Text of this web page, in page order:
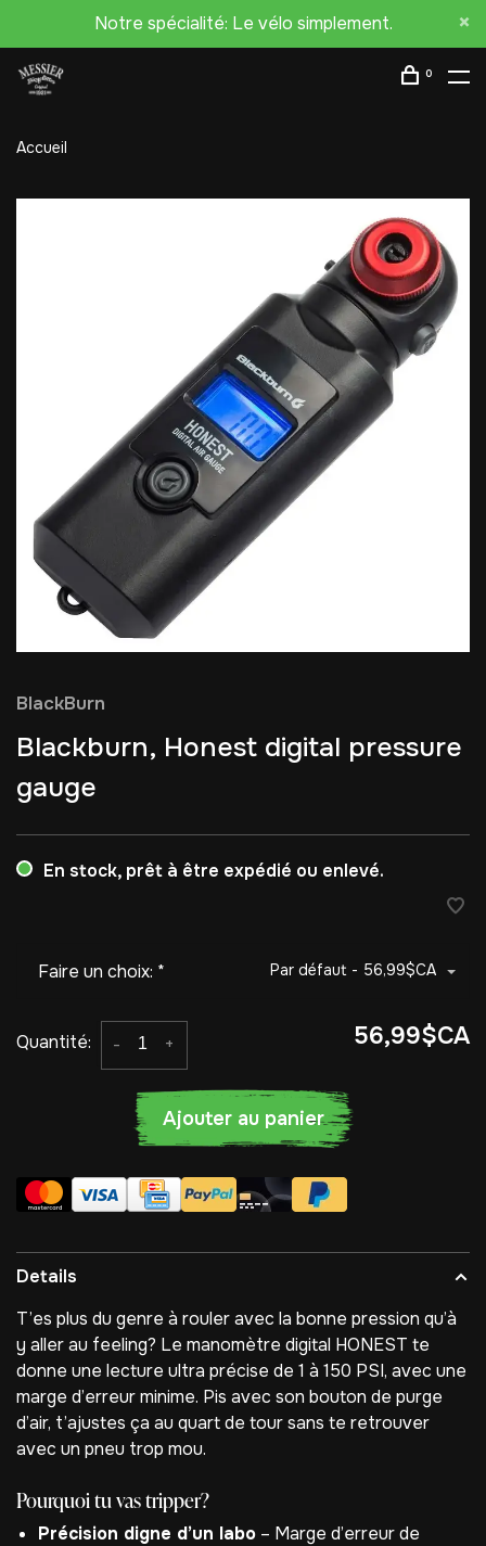
Notre spécialité: Le vélo simplement.
0
Accueil
BlackBurn
Blackburn, Honest digital pressure
gauge
En stock, prêt à être expédié ou enlevé.
Faire un choix: * Par défaut - 56,99$CA
Quantité: +
- 56,99$CA
Ajouter au panier
Details
T’es plus du genre à rouler avec la bonne pression qu’à
y aller au feeling? Le manomètre digital HONEST te
donne une lecture ultra précise de 1 à 150 PSI, avec une
marge d’erreur minime. Pis avec son bouton de purge
d’air, t’ajustes ça au quart de tour sans te retrouver
avec un pneu trop mou.
Pourquoi tu vas tripper?
Précision digne d’un labo – Marge d’erreur de